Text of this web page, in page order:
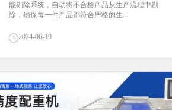
能剔除系统，自动将不合格产品从生产流程中剔
除，确保每一件产品都符合严格的生...
2024-06-19